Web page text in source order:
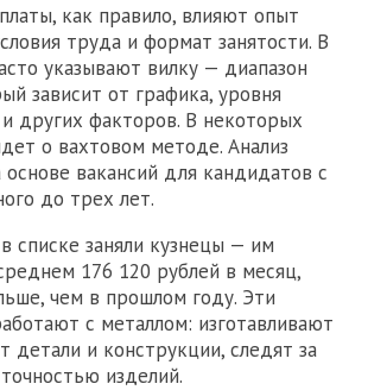
как правило, влияют опыт
труда и формат занятости. В
указывают вилку — диапазон
зависит от графика, уровня
других факторов. В некоторых
о вахтовом методе. Анализ
основе вакансий для кандидатов с
до трех лет.
списке заняли кузнецы — им
176 120 рублей в месяц,
чем в прошлом году. Эти
с металлом: изготавливают
детали и конструкции, следят за
изделий.